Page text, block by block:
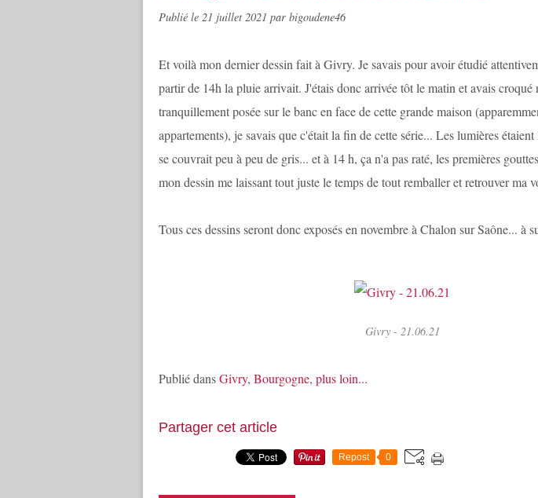
Publié le 21 juillet 2021 par bigoudene46
Et voilà mon dernier dessin fait à Givry. Je savais pour avoir étudié
partir de 14h la pluie arrivait. J'étais donc arrivée tôt le matin et avais croqué
tranquillement posée sur le banc en face de cette grande maison
appartements), je savais que c'était la fin de cette série... Les lumières
se couvrait peu à peu de gris... et à 14 h, ça n'a pas raté, les premières
mon dessin me laissant tout juste le temps de tout remballer et retrouver ma
Tous ces dessins seront donc exposés en novembre à Chalon sur Saône... à
Givry - 21.06.21
Publié dansGivry, Bourgogne, plus loin...
Partager cet article
Repost 0